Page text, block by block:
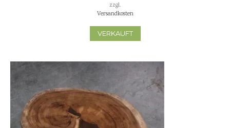
zzgl.
Versandkosten
VERKAUFT